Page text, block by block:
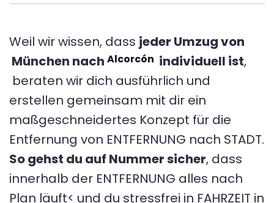
Weil wir wissen, dass jeder Umzug von
München nach Alcorcón individuell ist,
beraten wir dich ausführlich und
erstellen gemeinsam mit dir ein
maßgeschneidertes Konzept für die
Entfernung von ENTFERNUNG nach STADT.
So gehst du auf Nummer sicher, dass
innerhalb der ENTFERNUNG alles nach
Plan läuft< und du stressfrei in FAHRZEIT in